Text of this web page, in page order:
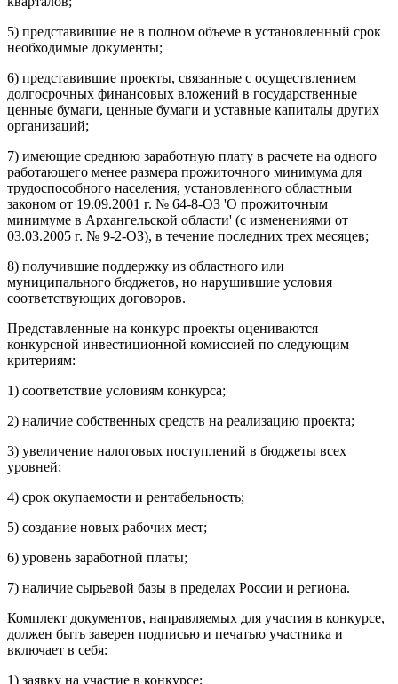
5) представившие не в полном объеме в установленный срок
необходимые документы;
6) представившие проекты, связанные с осуществлением
долгосрочных финансовых вложений в государственные
ценные бумаги, ценные бумаги и уставные капиталы других
организаций;
7) имеющие среднюю заработную плату в расчете на одного
работающего менее размера прожиточного минимума для
трудоспособного населения, установленного областным
законом от 19.09.2001 г. № 64-8-ОЗ 'О прожиточным
минимуме в Архангельской области' (с изменениями от
03.03.2005 г. № 9-2-ОЗ), в течение последних трех месяцев;
8) получившие поддержку из областного или
муниципального бюджетов, но нарушившие условия
соответствующих договоров.
Представленные на конкурс проекты оцениваются
конкурсной инвестиционной комиссией по следующим
критериям:
1) соответствие условиям конкурса;
2) наличие собственных средств на реализацию проекта;
3) увеличение налоговых поступлений в бюджеты всех
уровней;
4) срок окупаемости и рентабельность;
5) создание новых рабочих мест;
6) уровень заработной платы;
7) наличие сырьевой базы в пределах России и региона.
Комплект документов, направляемых для участия в конкурсе,
должен быть заверен подписью и печатью участника и
включает в себя:
1) заявку на участие в конкурсе;